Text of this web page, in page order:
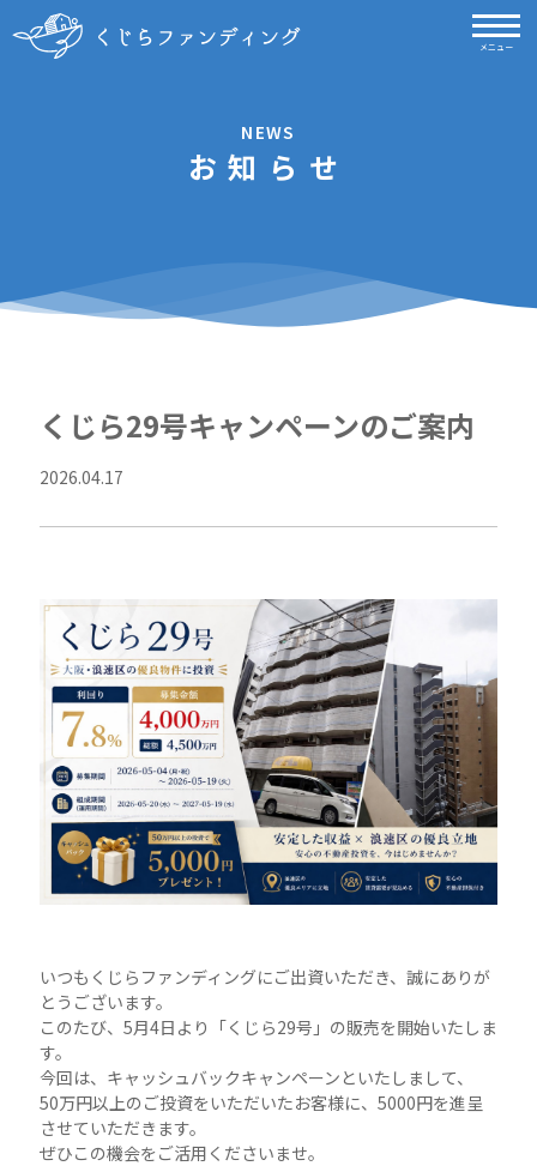
メニュー
NEWS
お知らせ
くじら29号キャンペーンのご案内
2026.04.17
いつもくじらファンディングにご出資いただき、誠にありが
とうございます。
このたび、5月4日より「くじら29号」の販売を開始いたしま
す。
今回は、キャッシュバックキャンペーンといたしまして、
50万円以上のご投資をいただいたお客様に、5000円を進呈
させていただきます。
ぜひこの機会をご活用くださいませ。